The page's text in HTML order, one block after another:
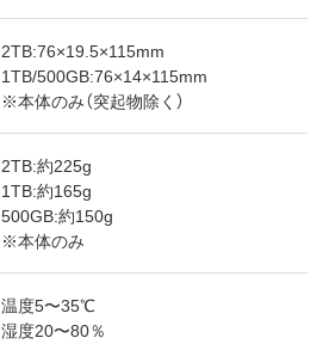
2TB:76×19.5×115mm
1TB/500GB:76×14×115mm
※本体のみ（突起物除く）
2TB:約225g
1TB:約165g
500GB:約150g
※本体のみ
温度5〜35℃
湿度20〜80％